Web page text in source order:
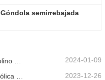
Góndola semirrebajada
2024-01-09
2023-12-26